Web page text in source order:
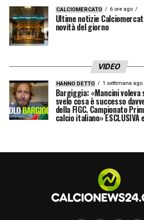
sono di carattere fisico;
Coppa di Belgio, lì è
Okakacon l’
CALCIOMERCATO 6 ore ago
Ultime notizie
novità del giorno
VIDEO
HANNO DETTO 1 settimana ago
Bargiggia: «Mancini voleva
svelo cosa è successo
della FIGC. Campionato
calcio italiano» ESCLUSIVA